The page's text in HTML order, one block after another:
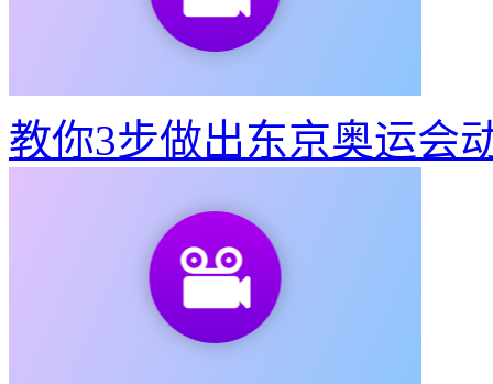
教你3步做出东京奥运会